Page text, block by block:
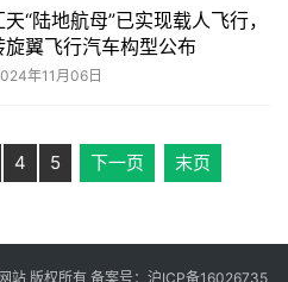
“陆地航母”已实现载人飞行，
旋翼飞行汽车构型公布
年11月06日
4 5 下一页 末页
版权所有 备案号： 沪ICP备16026735